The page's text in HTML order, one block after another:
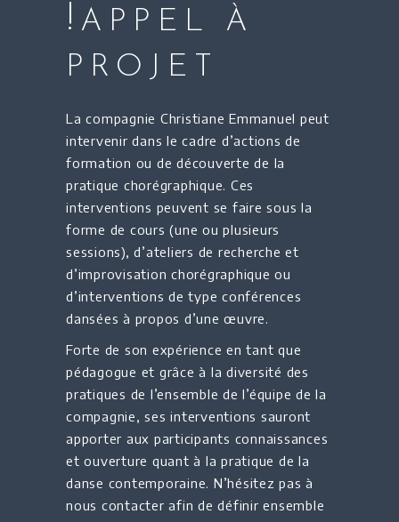
! APPEL À
PROJET
La compagnie Christiane Emmanuel peut
intervenir dans le cadre d’actions de
formation ou de découverte de la
pratique chorégraphique. Ces
interventions peuvent se faire sous la
forme de cours (une ou plusieurs
sessions), d’ateliers de recherche et
d’improvisation chorégraphique ou
d’interventions de type conférences
dansées à propos d’une œuvre.
Forte de son expérience en tant que
pédagogue et grâce à la diversité des
pratiques de l’ensemble de l’équipe de la
compagnie, ses interventions sauront
apporter aux participants connaissances
et ouverture quant à la pratique de la
danse contemporaine. N’hésitez pas à
nous contacter afin de définir ensemble